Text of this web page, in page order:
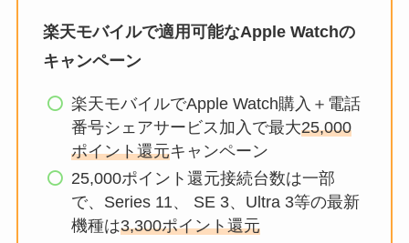
楽天モバイルで適用可能なApple Watchの
キャンペーン
楽天モバイルでApple Watch購入＋電話
番号シェアサービス加入で最大25,000
ポイント還元キャンペーン
25,000ポイント還元接続台数は一部
で、Series 11、 SE 3、Ultra 3等の最新
機種は3,300ポイント還元